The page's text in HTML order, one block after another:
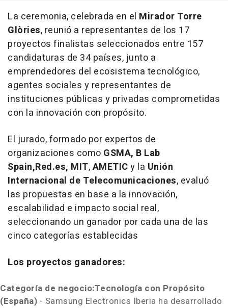
La ceremonia, celebrada en el Mirador Torre
Glòries, reunió a representantes de los 17
proyectos finalistas seleccionados entre 157
candidaturas de 34 países, junto a
emprendedores del ecosistema tecnológico,
agentes sociales y representantes de
instituciones públicas y privadas comprometidas
con la innovación con propósito.
El jurado, formado por expertos de
organizaciones como GSMA, B Lab
Spain,Red.es, MIT,AMETICy la Unión
Internacional de Telecomunicaciones, evaluó
las propuestas en base a la innovación,
escalabilidad e impacto social real,
seleccionando un ganador por cada una de las
cinco categorías establecidas
Los proyectos ganadores:
Categoría de negocio:Tecnología con Propósito
(España) - Samsung Electronics Iberia ha desarrollado